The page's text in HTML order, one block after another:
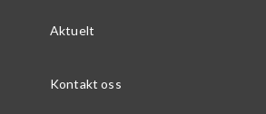
Aktuelt
Kontakt oss